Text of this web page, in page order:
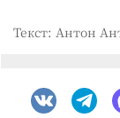
Текст: Антон